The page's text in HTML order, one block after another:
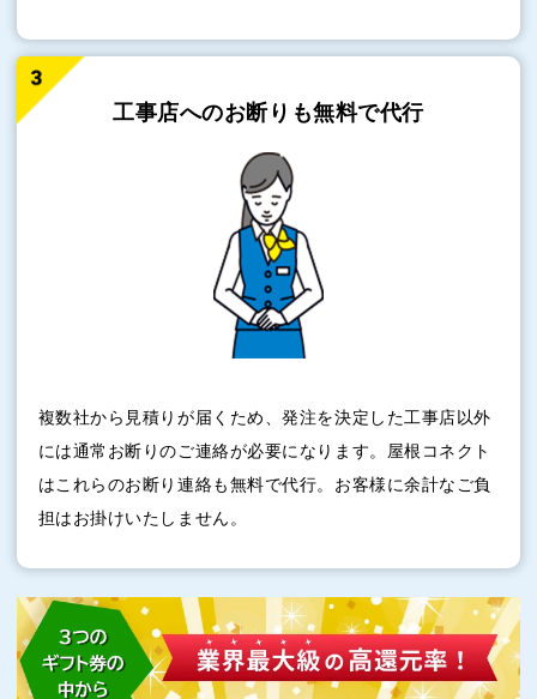
工事店へのお断りも無料で代行
複数社から見積りが届くため、発注を決定した工事店以外
には通常お断りのご連絡が必要になります。屋根コネクト
はこれらのお断り連絡も無料で代行。お客様に余計なご負
担はお掛けいたしません。